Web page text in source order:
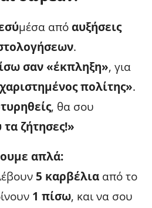
μέσα απόαυξήσεις
.
σαν «έκπληξη», για
πολίτης».
, θα σου
ζήτησες!»
απλά:
5 καρβέλια από το
1 πίσω, και να σου